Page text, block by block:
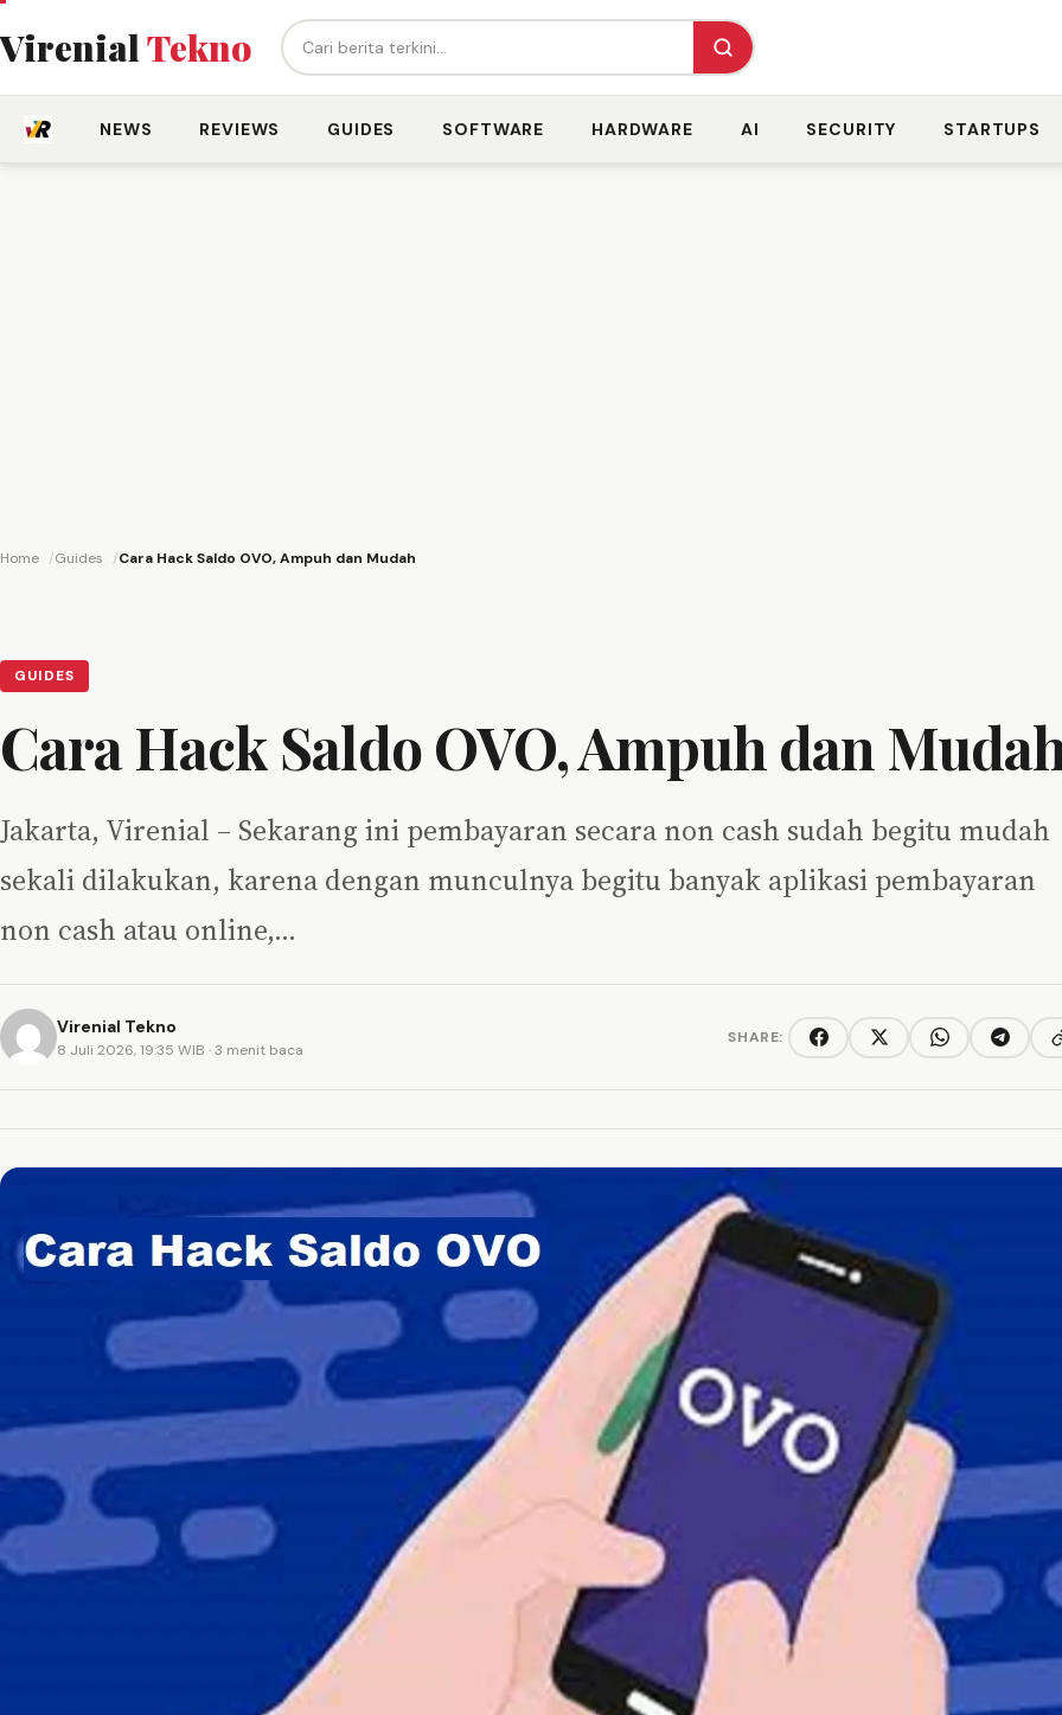
VirenialTekno Cari berita...
NEWS REVIEWS GUIDES SOFTWARE HARDWARE AI SECURITY STARTUPS
Home Guides Cara Hack Saldo OVO, Ampuh dan Mudah
GUIDES
Cara Hack Saldo OVO, Ampuh dan
Jakarta, Virenial – Sekarang ini pembayaran secara non cash sudah begitu mudah
sekali dilakukan, karena dengan munculnya begitu banyak aplikasi pembayaran
non cash atau online,…
Virenial Tekno
8 Juli 2026, 19:35 WIB · 3 menit baca
SHARE: FacebookTwitter/XWhatsAppTelegram